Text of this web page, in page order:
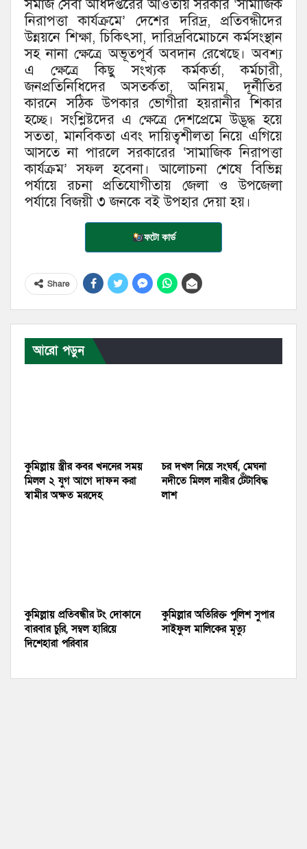
সমাজ সেবা অধিদপ্তরের আওতায় সরকার ‘সামাজিক
নিরাপত্তা কার্যক্রমে’ দেশের দরিদ্র, প্রতিবন্ধীদের
উন্নয়নে শিক্ষা, চিকিৎসা, দারিদ্রবিমোচনে কর্মসংস্থান
সহ নানা ক্ষেত্রে অভূতপূর্ব অবদান রেখেছে। অবশ্য
এ ক্ষেত্রে কিছু সংখ্যক কর্মকর্তা, কর্মচারী,
জনপ্রতিনিধিদের অসতর্কতা, অনিয়ম, দূর্নীতির
কারনে সঠিক উপকার ভোগীরা হয়রানীর শিকার
হচ্ছে। সংশ্লিষ্টদের এ ক্ষেত্রে দেশপ্রেমে উদ্ভূদ্ধ হয়ে
সততা, মানবিকতা এবং দায়িত্বশীলতা নিয়ে এগিয়ে
আসতে না পারলে সরকারের ‘সামাজিক নিরাপত্তা
কার্যক্রম’ সফল হবেনা। আলোচনা শেষে বিভিন্ন
পর্যায়ে রচনা প্রতিযোগীতায় জেলা ও উপজেলা
পর্যায়ে বিজয়ী ৩ জনকে বই উপহার দেয়া হয়।
ফটো কার্ড
Share
আরো পড়ুন
কুমিল্লায় স্ত্রীর কবর খননের সময়
মিলল ২ যুগ আগে দাফন করা
স্বামীর অক্ষত মরদেহ
চর দখল নিয়ে সংঘর্ষ, মেঘনা
নদীতে মিলল নারীর টেঁটাবিদ্ধ
লাশ
কুমিল্লায় প্রতিবন্ধীর টং দোকানে
বারবার চুরি, সম্বল হারিয়ে
দিশেহারা পরিবার
কুমিল্লার অতিরিক্ত পুলিশ সুপার
সাইফুল মালিকের মৃত্যু